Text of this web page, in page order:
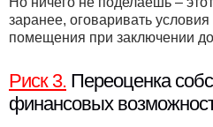
заранее, оговаривать
помещения при заключении
Риск 3. Переоценка
финансовых